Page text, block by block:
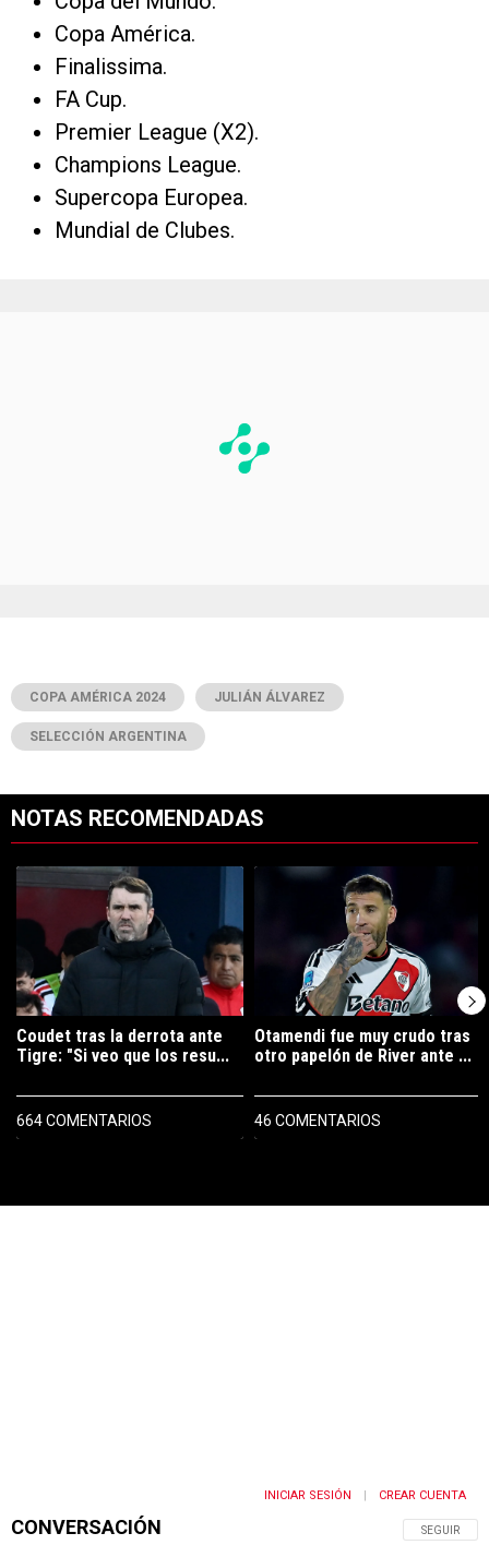
Copa América.
Finalissima.
FA Cup.
Premier League (X2).
Champions League.
Supercopa Europea.
Mundial de Clubes.
COPA AMÉRICA 2024 JULIÁN ÁLVAREZ
SELECCIÓN ARGENTINA
NOTAS RECOMENDADAS
Un artículo de tendencia con el título "Coudet tras la derrota ante
Coudet tras la derrota ante
Tigre: "Si veo que los resu...
664 COMENTARIOS
Un artículo de tendencia con el
Otamendi fue muy crudo tras
otro papelón de River ante ...
46 COMENTARIOS
CONVERSACIÓN SIGA ESTA
SEGUIR
INICIAR SESIÓN CREAR CUENTA